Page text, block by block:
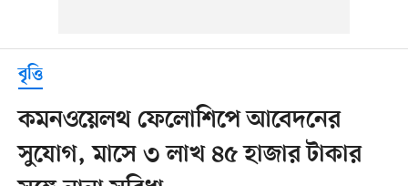
বৃত্তি
কমনওয়েলথ ফেলোশিপে আবেদনের
সুযোগ, মাসে ৩ লাখ ৪৫ হাজার টাকার